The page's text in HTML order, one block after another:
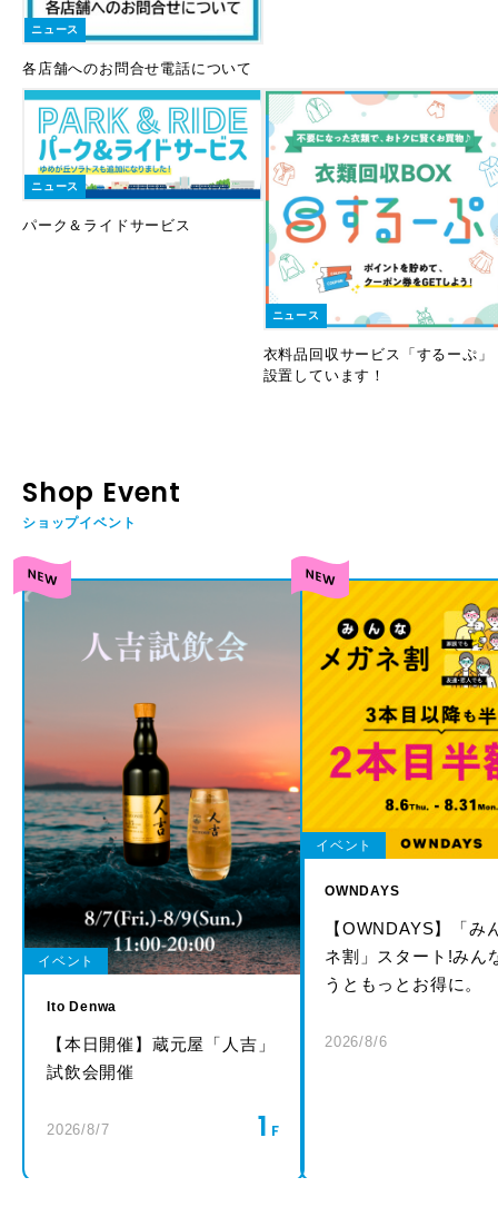
ニュース
各店舗へのお問合せ電話について
ニュース
パーク＆ライドサービス
ニュース
衣料品回収サービス「するーぷ」
設置しています！
Shop Event
ショップイベント
イベント
Ito Denwa
【本日開催】蔵元屋「人吉」
試飲会開催
2026/8/7 1
イベント
OWNDAYS
【OWNDAYS】「み
ネ割」スタート!みん
うともっとお得に。
2026/8/6